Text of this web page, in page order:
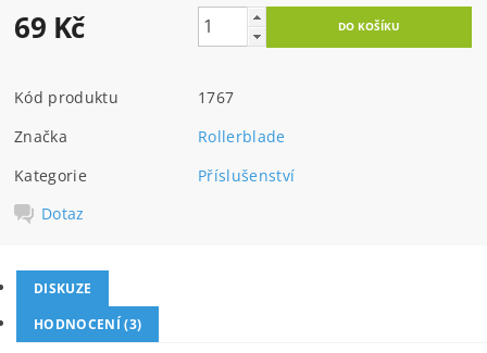
69 Kč
Kód produktu
1767
Značka
Rollerblade
Kategorie
Příslušenství
Dotaz
DISKUZE
HODNOCENÍ (3)